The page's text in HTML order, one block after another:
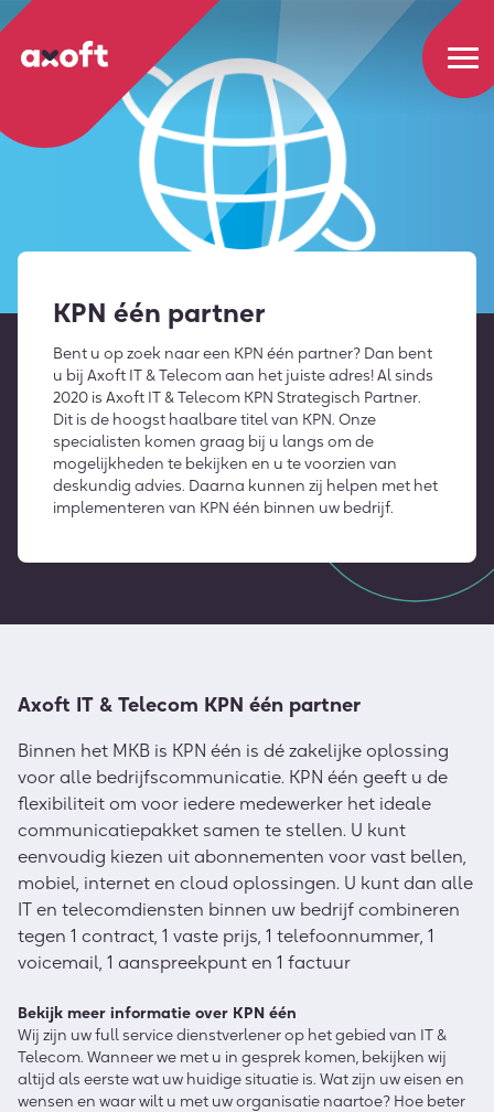
KPN één partner
Bent u op zoek naar een KPN één partner? Dan bent
u bij Axoft IT & Telecom aan het juiste adres! Al sinds
2020 is Axoft IT & Telecom KPN Strategisch Partner.
Dit is de hoogst haalbare titel van KPN. Onze
specialisten komen graag bij u langs om de
mogelijkheden te bekijken en u te voorzien van
deskundig advies. Daarna kunnen zij helpen met het
implementeren van KPN één binnen uw bedrijf.
Axoft IT & Telecom KPN één partner
Binnen het MKB is KPN één is dé zakelijke oplossing
voor alle bedrijfscommunicatie. KPN één geeft u de
flexibiliteit om voor iedere medewerker het ideale
communicatiepakket samen te stellen. U kunt
eenvoudig kiezen uit abonnementen voor vast bellen,
mobiel, internet en cloud oplossingen. U kunt dan alle
IT en telecomdiensten binnen uw bedrijf combineren
tegen 1 contract, 1 vaste prijs, 1 telefoonnummer, 1
voicemail, 1 aanspreekpunt en 1 factuur
Bekijk meer informatie over KPN één
Wij zijn uw full service dienstverlener op het gebied van IT &
Telecom. Wanneer we met u in gesprek komen, bekijken wij
altijd als eerste wat uw huidige situatie is. Wat zijn uw eisen en
wensen en waar wilt u met uw organisatie naartoe? Hoe beter